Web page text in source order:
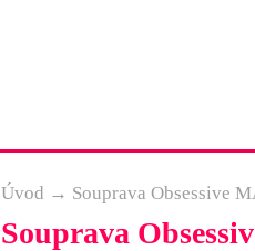
Úvod → Souprava Obsessive
Souprava